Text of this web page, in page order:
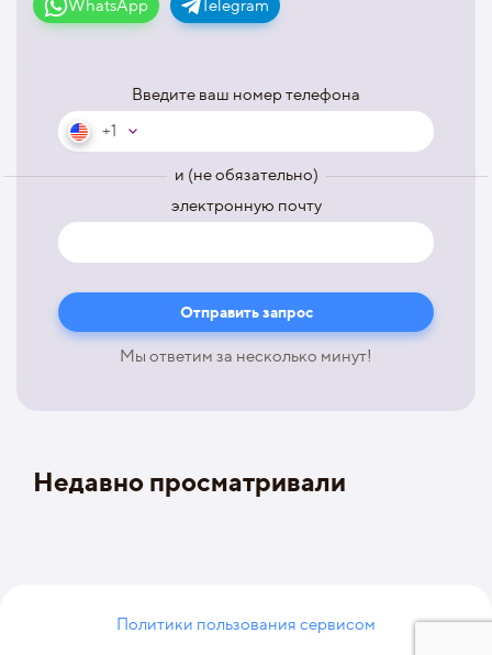
WhatsApp Telegram
Введите ваш номер телефона
+1
и (не обязательно)
электронную почту
Мы ответим за несколько минут!
Недавно просматривали
Политики пользования сервисом